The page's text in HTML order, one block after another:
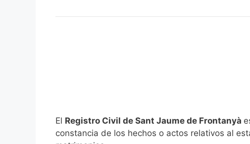
El Registro Civil de Sant Jaume de Frontanyà
constancia de los hechos o actos relativos al